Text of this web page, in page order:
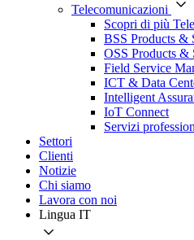
Telecomunicazioni
Scopri di più
BSS Products &
OSS Products &
Field Service
ICT & Data
Intelligent
IoT Connect
Servizi
Settori
Clienti
Notizie
Chi siamo
Lavora con noi
Lingua IT